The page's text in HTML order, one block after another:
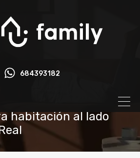
684393182
habitación al lado